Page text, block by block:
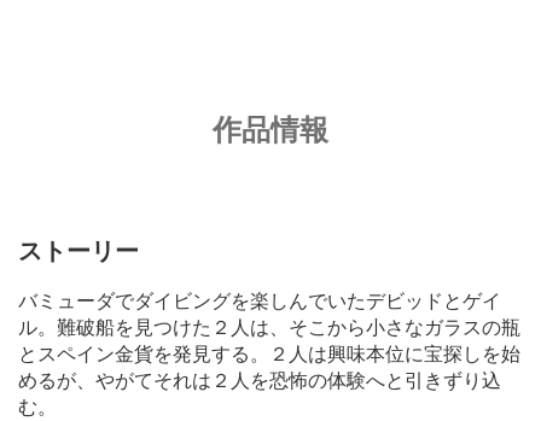
作品情報
ストーリー
バミューダでダイビングを楽しんでいたデビッドとゲイ
ル。難破船を見つけた２人は、そこから小さなガラスの瓶
とスペイン金貨を発見する。２人は興味本位に宝探しを始
めるが、やがてそれは２人を恐怖の体験へと引きずり込
む。